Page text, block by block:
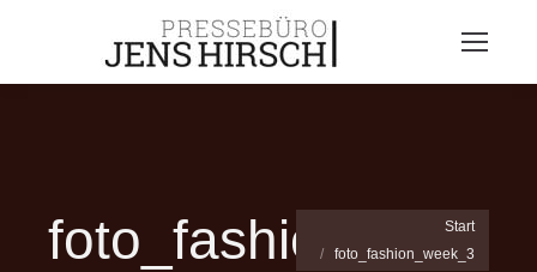
Sie befinden sich hier:
Start
foto_fashion_week_3